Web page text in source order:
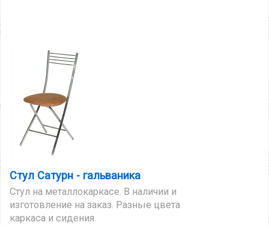
Стул Сатурн - гальваника
Стул на металлокаркасе. В наличии и
изготовление на заказ. Разные цвета
каркаса и сидения.